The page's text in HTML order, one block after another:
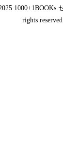
1000+1BOOKs
rights reserved.